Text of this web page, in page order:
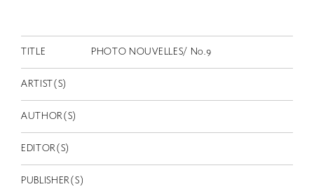
JP
TITLE PHOTO NOUVELLES/ No.9
ARTIST(S)
AUTHOR(S)
EDITOR(S)
PUBLISHER(S)